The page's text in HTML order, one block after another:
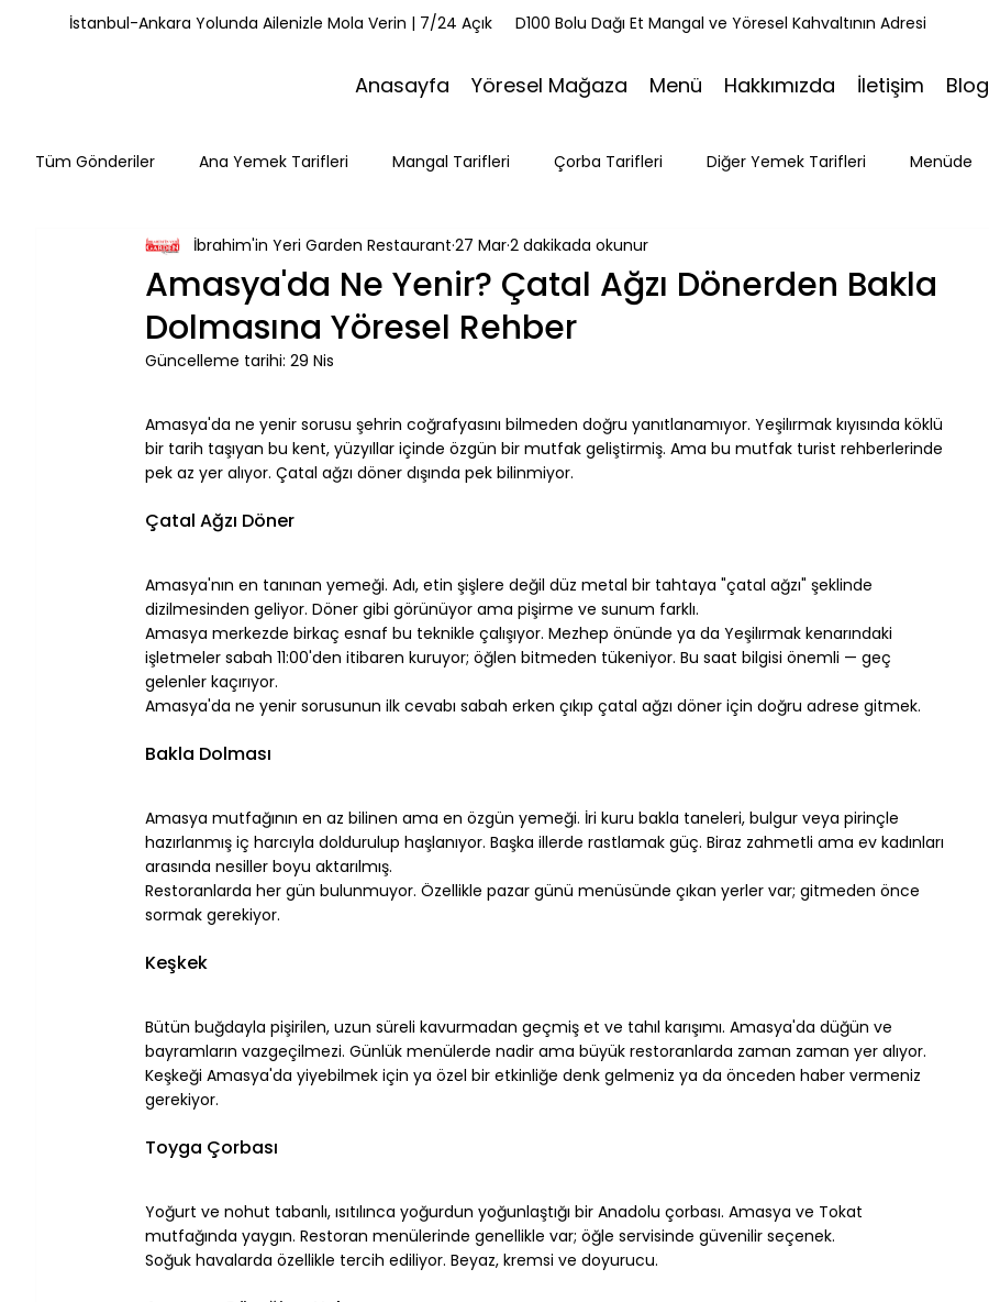
İstanbul-Ankara Yolunda Ailenizle Mola Verin | 7/24 Açık D100 Bolu Dağı Et Mangal ve Yöresel Kahvaltının Adresi
Anasayfa Yöresel Mağaza Menü Hakkımızda İletişim Blog
Tüm Gönderiler Ana Yemek Tarifleri Mangal Tarifleri Çorba Tarifleri Diğer Yemek Tarifleri Menüde
Misafirlerimiz Kahvaltı Tarifleri Yemek Tarifleri Tatlı Tarifleri
Mola Noktaları Bolu Mutfağı Doğa & Yürüyüş Bakacak Mevkii
Amasya'da Ne Yenir? Çatal Ağzı Dönerden Bakla
Dolmasına Yöresel Rehber
İbrahim'in Yeri Garden Restaurant 27 Mar2 dakikada okunur
Güncelleme tarihi: 29 Nis
Amasya'da ne yenir sorusu şehrin coğrafyasını bilmeden doğru yanıtlanamıyor. Yeşilırmak kıyısında köklü
bir tarih taşıyan bu kent, yüzyıllar içinde özgün bir mutfak geliştirmiş. Ama bu mutfak turist rehberlerinde
pek az yer alıyor. Çatal ağzı döner dışında pek bilinmiyor.
Çatal Ağzı Döner
Amasya'nın en tanınan yemeği. Adı, etin şişlere değil düz metal bir tahtaya "çatal ağzı" şeklinde
dizilmesinden geliyor. Döner gibi görünüyor ama pişirme ve sunum farklı.
Amasya merkezde birkaç esnaf bu teknikle çalışıyor. Mezhep önünde ya da Yeşilırmak kenarındaki
işletmeler sabah 11:00'den itibaren kuruyor; öğlen bitmeden tükeniyor. Bu saat bilgisi önemli — geç
gelenler kaçırıyor.
Amasya'da ne yenir sorusunun ilk cevabı sabah erken çıkıp çatal ağzı döner için doğru adrese gitmek.
Bakla Dolması
Amasya mutfağının en az bilinen ama en özgün yemeği. İri kuru bakla taneleri, bulgur veya pirinçle
hazırlanmış iç harcıyla doldurulup haşlanıyor. Başka illerde rastlamak güç. Biraz zahmetli ama ev kadınları
arasında nesiller boyu aktarılmış.
Restoranlarda her gün bulunmuyor. Özellikle pazar günü menüsünde çıkan yerler var; gitmeden önce
sormak gerekiyor.
Keşkek
Bütün buğdayla pişirilen, uzun süreli kavurmadan geçmiş et ve tahıl karışımı. Amasya'da düğün ve
bayramların vazgeçilmezi. Günlük menülerde nadir ama büyük restoranlarda zaman zaman yer alıyor.
Keşkeği Amasya'da yiyebilmek için ya özel bir etkinliğe denk gelmeniz ya da önceden haber vermeniz
gerekiyor.
Toyga Çorbası
Yoğurt ve nohut tabanlı, ısıtılınca yoğurdun yoğunlaştığı bir Anadolu çorbası. Amasya ve Tokat
mutfağında yaygın. Restoran menülerinde genellikle var; öğle servisinde güvenilir seçenek.
Soğuk havalarda özellikle tercih ediliyor. Beyaz, kremsi ve doyurucu.